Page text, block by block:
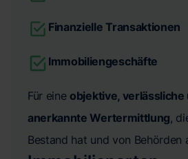
Finanzielle Transaktionen
Immobiliengeschäfte
Für eine objektive,
anerkannte Wertermittlung,
Bestand hat und von